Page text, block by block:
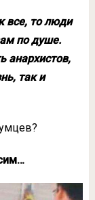
все, то люди
по душе.
анархистов,
так и